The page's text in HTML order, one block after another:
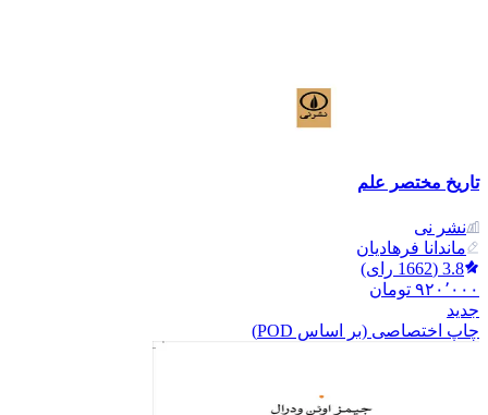
تاریخ مختصر علم
نشر نی
ماندانا فرهادیان
3.8
(
1662 رای)
۹۲۰٬۰۰۰ تومان
جدید
چاپ اختصاصی (بر اساس POD)